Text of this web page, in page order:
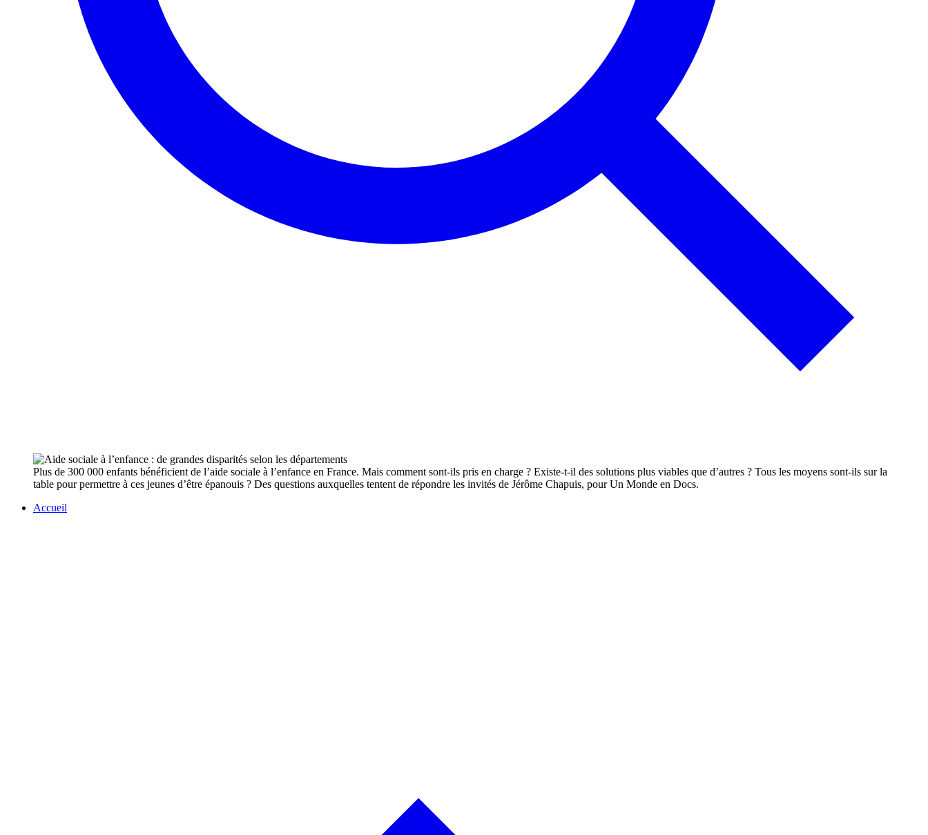
Plus de 300 000 enfants bénéficient de l’aide sociale à l’enfance en France. Mais comment sont-ils pris en charge ? Existe-t-il des solutions plus viables que d’autres ? Tous les moyens sont-ils sur la
table pour permettre à ces jeunes d’être épanouis ? Des questions auxquelles tentent de répondre les invités de Jérôme Chapuis, pour Un Monde en Docs.
Accueil